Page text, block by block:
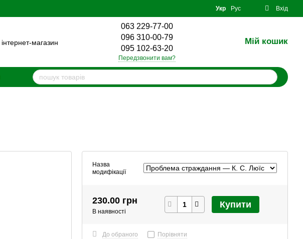
Укр Рус Вхід
063 229-77-00
096 310-00-79
095 102-63-20
Передзвонити вам?
Мій кошик
Назва
модифікації
230.00 грн
В наявності
Купити
До обраного Порівняти